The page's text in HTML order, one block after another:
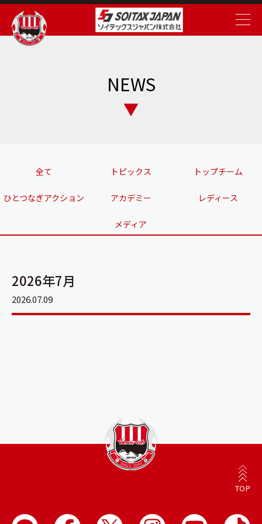
NEWS
全て トピックス トップチーム
ひとつなぎアクション アカデミー レディース
メディア
2026年7月
2026.07.09
TOP